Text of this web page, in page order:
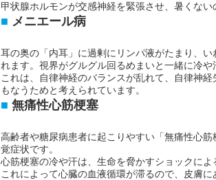
甲状腺ホルモンが交感神経を緊張させ、暑くな
メニエール病
耳の奥の「内耳」に過剰にリンパ液がたまり、
れます。視界がグルグル回るめまいと一緒に冷や
これは、自律神経のバランスが乱れて、自律神
もなうためと考えられています。
無痛性心筋梗塞
高齢者や糖尿病患者に起こりやすい「無痛性心
覚症状です。
心筋梗塞の冷や汗は、生命を脅かすショックによ
これによって心臓の血液循環が滞るので、皮膚